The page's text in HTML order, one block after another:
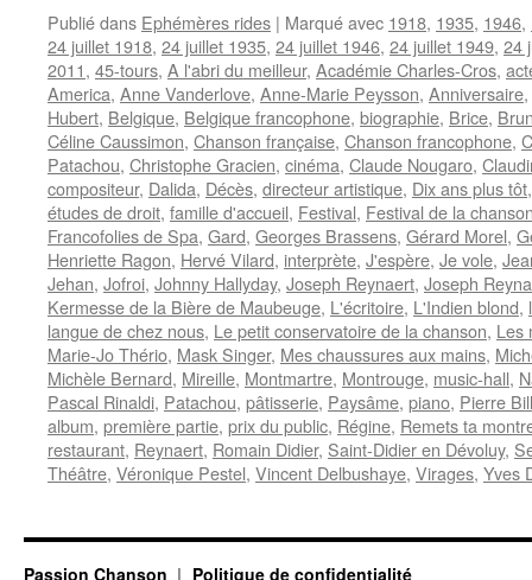
Publié dans Ephémères rides | Marqué avec 1918, 1935, 1946,
24 juillet 1918, 24 juillet 1935, 24 juillet 1946, 24 juillet 1949, 24
2011, 45-tours, A l'abri du meilleur, Académie Charles-Cros,
America, Anne Vanderlove, Anne-Marie Peysson, Anniversaire,
Hubert, Belgique, Belgique francophone, biographie, Brice,
Céline Caussimon, Chanson française, Chanson francophone,
Patachou, Christophe Gracien, cinéma, Claude Nougaro,
compositeur, Dalida, Décès, directeur artistique, Dix ans plus tôt
études de droit, famille d'accueil, Festival, Festival de la
Francofolies de Spa, Gard, Georges Brassens, Gérard Morel,
Henriette Ragon, Hervé Vilard, interprète, J'espère, Je vole,
Jehan, Jofroi, Johnny Hallyday, Joseph Reynaert, Joseph
Kermesse de la Bière de Maubeuge, L'écritoire, L'Indien blond,
langue de chez nous, Le petit conservatoire de la chanson, Les
Marie-Jo Thério, Mask Singer, Mes chaussures aux mains,
Michèle Bernard, Mireille, Montmartre, Montrouge, music-hall,
Pascal Rinaldi, Patachou, pâtisserie, Paysâme, piano, Pierre
album, première partie, prix du public, Régine, Remets ta
restaurant, Reynaert, Romain Didier, Saint-Didier en Dévoluy,
Théâtre, Véronique Pestel, Vincent Delbushaye, Virages, Yves
Passion Chanson Politique de confidentialité